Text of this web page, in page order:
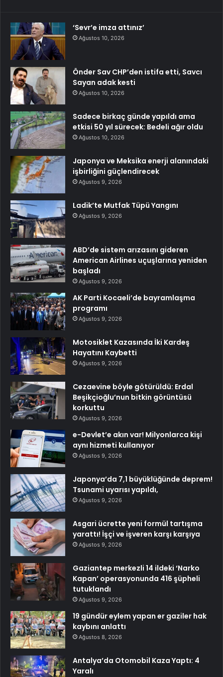
‘Sevr’e imza attınız’
Ağustos 10, 2026
Önder Sav CHP’den istifa etti, Savcı
Sayan adak kesti
Ağustos 10, 2026
Sadece birkaç günde yapıldı ama
etkisi 50 yıl sürecek: Bedeli ağır oldu
Ağustos 10, 2026
Japonya ve Meksika enerji alanındaki
işbirliğini güçlendirecek
Ağustos 9, 2026
Ladik’te Mutfak Tüpü Yangını
Ağustos 9, 2026
ABD’de sistem arızasını gideren
American Airlines uçuşlarına yeniden
başladı
Ağustos 9, 2026
AK Parti Kocaeli’de bayramlaşma
programı
Ağustos 9, 2026
Motosiklet Kazasında İki Kardeş
Hayatını Kaybetti
Ağustos 9, 2026
Cezaevine böyle götürüldü: Erdal
Beşikçioğlu’nun bitkin görüntüsü
korkuttu
Ağustos 9, 2026
e-Devlet’e akın var! Milyonlarca kişi
aynı hizmeti kullanıyor
Ağustos 9, 2026
Japonya’da 7,1 büyüklüğünde deprem!
Tsunami uyarısı yapıldı,
Ağustos 9, 2026
Asgari ücrette yeni formül tartışma
yarattı! İşçi ve işveren karşı karşıya
Ağustos 9, 2026
Gaziantep merkezli 14 ildeki ‘Narko
Kapan’ operasyonunda 416 şüpheli
tutuklandı
Ağustos 9, 2026
19 gündür eylem yapan er gaziler hak
kaybını anlattı
Ağustos 8, 2026
Antalya’da Otomobil Kaza Yaptı: 4
Yaralı